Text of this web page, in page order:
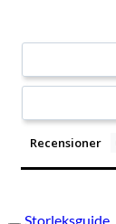
Recensioner
Storleksguide